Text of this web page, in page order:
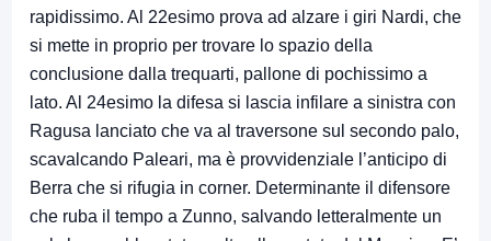
rapidissimo. Al 22esimo prova ad alzare i giri Nardi, che
si mette in proprio per trovare lo spazio della
conclusione dalla trequarti, pallone di pochissimo a
lato. Al 24esimo la difesa si lascia infilare a sinistra con
Ragusa lanciato che va al traversone sul secondo palo,
scavalcando Paleari, ma è provvidenziale l’anticipo di
Berra che si rifugia in corner. Determinante il difensore
che ruba il tempo a Zunno, salvando letteralmente un